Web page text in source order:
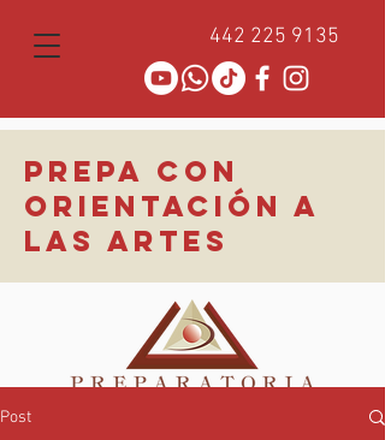
442 225 9135
PREPA CON
ORIENTACIÓN A
LAS ARTES
Post